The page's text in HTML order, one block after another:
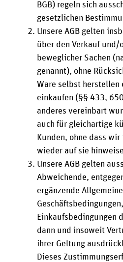
BGB) regeln sich
gesetzlichen
Unsere AGB gelten
über den Verkauf und/
beweglicher Sachen
genannt), ohne
Ware selbst herstellen
einkaufen (§§ 433,
anderes vereinbart
auch für gleichartige
Kunden, ohne dass
wieder auf sie
Unsere AGB gelten
Abweichende,
ergänzende Allgemeine
Einkaufsbedingungen
dann und insoweit
ihrer Geltung
Dieses